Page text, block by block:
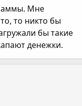
Мне
то никто бы
бы такие
денежки.